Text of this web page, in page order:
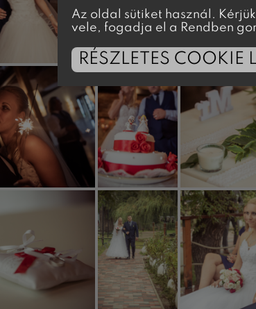
Az oldal sütiket használ.
vele, fogadja el a Rendben
RÉSZLETES COOKIE